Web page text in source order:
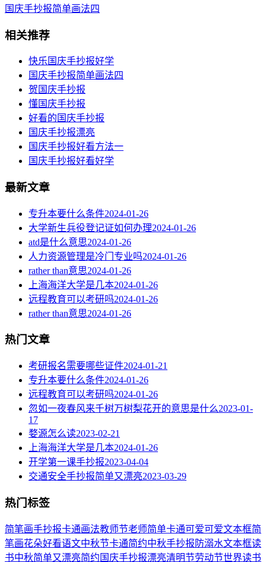
国庆手抄报简单画法四
相关推荐
快乐国庆手抄报好学
国庆手抄报简单画法四
贺国庆手抄报
懂国庆手抄报
好看的国庆手抄报
国庆手抄报漂亮
国庆手抄报好看方法一
国庆手抄报好看好学
最新文章
专升本要什么条件2024-01-26
大学新生兵役登记证如何办理2024-01-26
atd是什么意思2024-01-26
人力资源管理是冷门专业吗2024-01-26
rather than意思2024-01-26
上海海洋大学是几本2024-01-26
远程教育可以考研吗2024-01-26
rather than意思2024-01-26
热门文章
考研报名需要哪些证件2024-01-21
专升本要什么条件2024-01-26
远程教育可以考研吗2024-01-26
忽如一夜春风来千树万树梨花开的意思是什么2023-01-
17
婺源怎么读2023-02-21
上海海洋大学是几本2024-01-26
开学第一课手抄报2023-04-04
交通安全手抄报简单又漂亮2023-03-29
热门标签
简笔画手抄报卡通画法教师节老师简单卡通可爱可爱文本框简
笔画花朵好看语文中秋节卡通简约中秋手抄报 防溺水文本框读
书中秋简单又漂亮简约 国庆手抄报漂亮清明节劳动节世界读书